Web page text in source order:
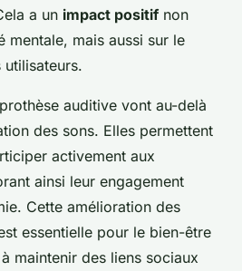
a un impact positif non
mentale, mais aussi sur le
auditive vont au-delà
des sons. Elles permettent
activement aux
ainsi leur engagement
Cette amélioration des
essentielle pour le bien-être
maintenir des liens sociaux